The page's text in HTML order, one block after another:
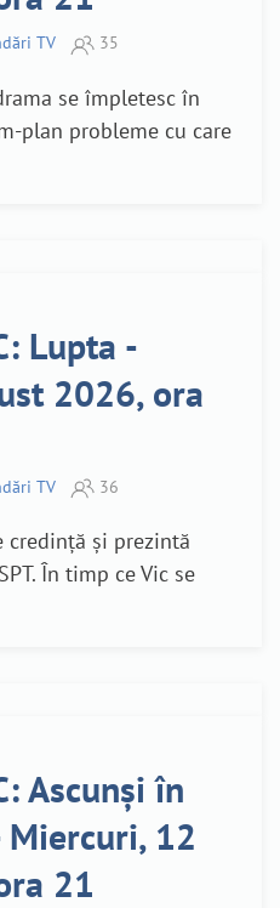
TV 35
se împletesc în
plan probleme cu care
Lupta -
2026, ora
TV 36
credință și prezintă
În timp ce Vic se
Ascunși în
12
21